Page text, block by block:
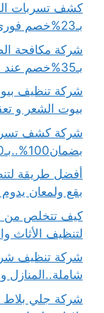
بـ23%خصم فوري
شركة مكافحة
بـ35%خصم عند الاتصال للقضاء على الصراصير
بيوت الشعر و تعقيمها 100%
شركة كشف
بضمان100%..بـ30%خصم فوري
أفضل طريقة
بقع ولمعان يدوم
كيف تتخلص من
لتنظيف الأثاث
شركة تنظيف
شاملة..المنازل